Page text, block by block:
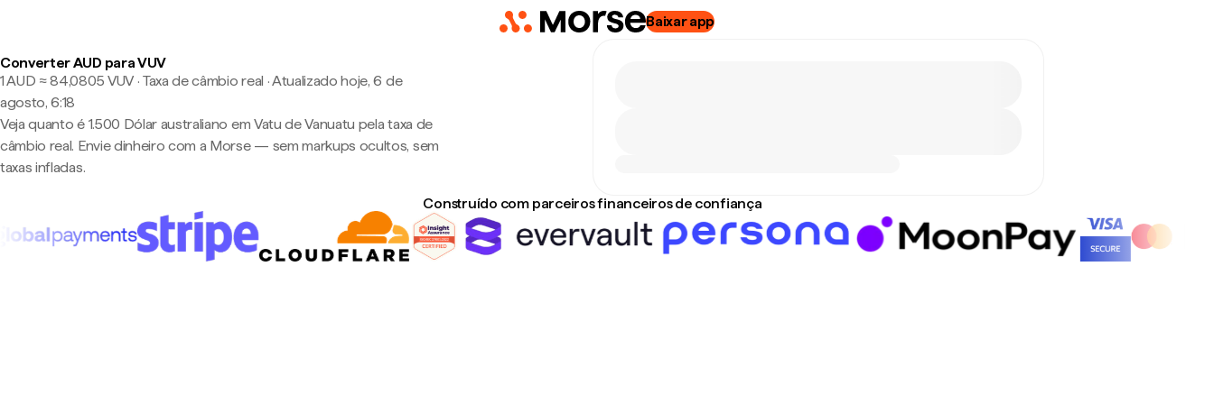
Baixar app
Converter AUD para VUV
1 AUD ≈ 84,0805 VUV · Taxa de câmbio real ·Atualizado hoje, 6 de
agosto, 6:18
Veja quanto é 1.500 Dólar australiano em Vatu de Vanuatu pela taxa de
câmbio real. Envie dinheiro com a Morse — sem markups ocultos, sem
taxas infladas.
Construído com parceiros financeiros de confiança